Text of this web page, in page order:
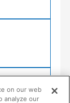
ーon our web
analyze our